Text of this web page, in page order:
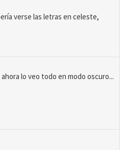
verse las letras en celeste,
lo veo todo en modo oscuro...